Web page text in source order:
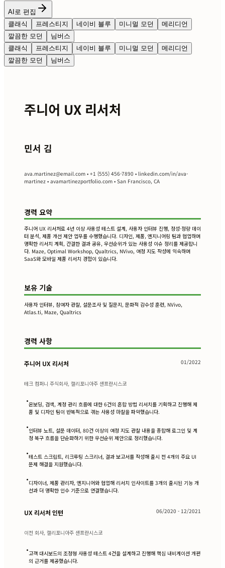
AI로 편집
클래식
프레스티지 네이비 블루 미니멀 모던
메리디언
깔끔한 모던
님버스
클래식
프레스티지 네이비 블루 미니멀 모던
메리디언
깔끔한 모던
님버스
주니어 UX 리서처
민서 김
ava.martinez@email.com • +1 (555) 456-7890 • linkedin.com/in/ava-
martinez • avamartinezportfolio.com • San Francisco, CA
경력 요약
주니어 UX 리서처로 4년 이상 사용성 테스트 설계, 사용자 인터뷰 진행, 정성·정량 데이
터 분석, 제품 개선 제안 업무를 수행했습니다. 디자인, 제품, 엔지니어링 팀과 협업하며
명확한 리서치 계획, 간결한 결과 공유, 우선순위가 있는 사용성 이슈 정리를 제공합니
다. Maze, Optimal Workshop, Qualtrics, NVivo, 여정 지도 작성에 익숙하며
SaaS와 모바일 제품 리서치 경험이 있습니다.
보유 기술
사용자 인터뷰, 참여자 관찰, 설문조사 및 질문지, 문화적 감수성 훈련, NVivo,
Atlas.ti, Maze, Qualtrics
경력 사항
주니어 UX 리서처 01/2022
테크 컴퍼니 주식회사, 캘리포니아주 샌프란시스코
•온보딩, 검색, 계정 관리 흐름에 대한 6건의 혼합 방법 리서치를 기획하고 진행해 제
품 및 디자인 팀이 반복적으로 겪는 사용성 마찰을 파악했습니다.
•인터뷰 노트, 설문 데이터, 80건 이상의 여정 지도 관찰 내용을 종합해 로그인 및 계
정 복구 흐름을 단순화하기 위한 우선순위 제안으로 정리했습니다.
•테스트 스크립트, 리크루팅 스크리너, 결과 보고서를 작성해 출시 전 4개의 주요 UI
문제 해결을 지원했습니다.
•디자이너, 제품 관리자, 엔지니어와 협업해 리서치 인사이트를 3개의 출시된 기능 개
선과 더 명확한 인수 기준으로 연결했습니다.
UX 리서처 인턴 06/2020 - 12/2021
이전 회사, 캘리포니아주 샌프란시스코
•고객 대시보드의 조정형 사용성 테스트 4건을 설계하고 진행해 핵심 내비게이션 개편
의 근거를 제공했습니다.